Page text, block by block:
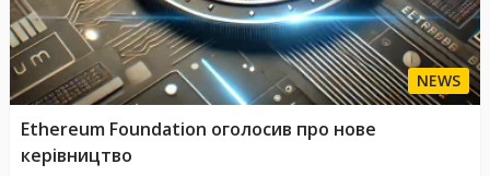
NEWS
Ethereum Foundation оголосив про нове
керівництво